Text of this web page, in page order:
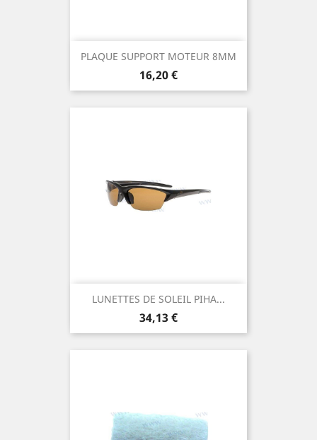
PLAQUE SUPPORT MOTEUR 8MM
Prix
16,20 €
LUNETTES DE SOLEIL PIHA...
Prix
34,13 €